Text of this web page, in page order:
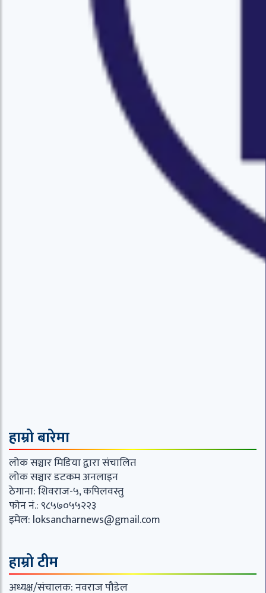
हाम्रो बारेमा
लोक सञ्चार मिडिया द्वारा संचालित
लोक सञ्चार डटकम अनलाइन
ठेगाना: शिवराज-५, कपिलवस्तु
फोन नं.: ९८५७०५५२२३
इमेल: loksancharnews@gmail.com
हाम्रो टीम
अध्यक्ष/संचालक: नवराज पौडेल